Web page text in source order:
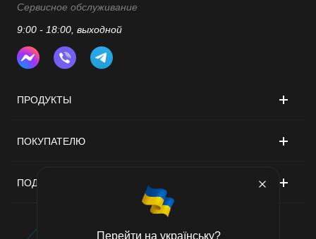
Перейти на українську?
ПРОДУКТЫ
ПОКУПАТЕЛЮ
ПОДДЕРЖКА
Сервисное обслуживание
9:00 - 18:00, выходной